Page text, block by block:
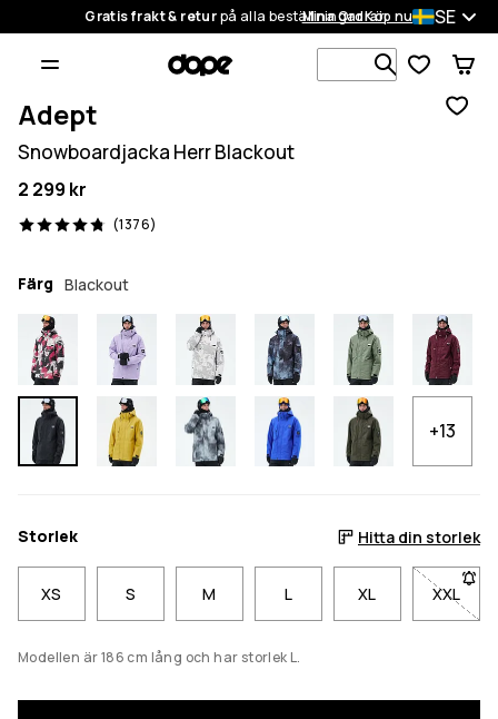
Gratis frakt & returpå alla beställningarKöp nu
Mina Ordrar SE
Sök bland
Adept
Snowboardjacka Herr Blackout
2 299 kr
(1376)
1376 recensioner, 4.8/5
Färg Blackout
+13
Storlek Hitta din storlek
XS S M L XL XXL
-
Modellen är 186 cm lång och har storlek L.